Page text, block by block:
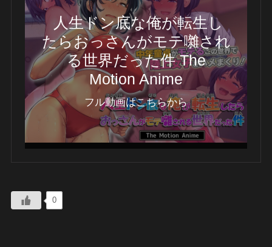
人生ドン底な俺が転生し
たらおっさんがモテ囃され
る世界だった件 The
Motion Anime
フル動画はこちらから
0